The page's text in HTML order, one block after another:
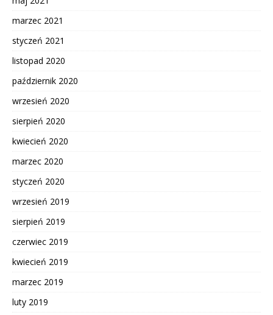
marzec 2021
styczeń 2021
listopad 2020
październik 2020
wrzesień 2020
sierpień 2020
kwiecień 2020
marzec 2020
styczeń 2020
wrzesień 2019
sierpień 2019
czerwiec 2019
kwiecień 2019
marzec 2019
luty 2019